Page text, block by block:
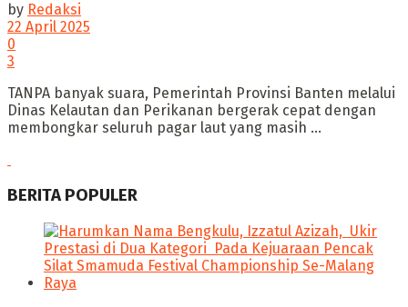
by Redaksi
22 April 2025
0
3
‎TANPA banyak suara, Pemerintah Provinsi Banten melalui
Dinas Kelautan dan Perikanan bergerak cepat dengan
membongkar seluruh pagar laut yang masih ...
BERITA POPULER